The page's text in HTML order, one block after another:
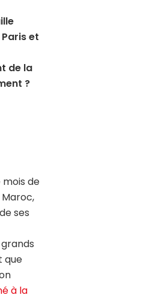
et
de la
?
mois de
ses
que
à la